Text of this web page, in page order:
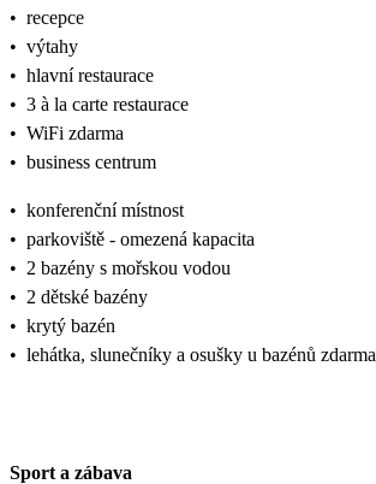
• recepce
• výtahy
• hlavní restaurace
• 3 à la carte restaurace
• WiFi zdarma
• business centrum
• konferenční místnost
• parkoviště - omezená kapacita
• 2 bazény s mořskou vodou
• 2 dětské bazény
• krytý bazén
• lehátka, slunečníky a osušky u bazénů zdarma
Sport a zábava